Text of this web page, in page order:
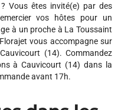
Vous êtes invité(e) par des
vos hôtes pour un
à un proche à La Toussaint
vous accompagne sur
(14). Commandez
à Cauvicourt (14) dans la
avant 17h.